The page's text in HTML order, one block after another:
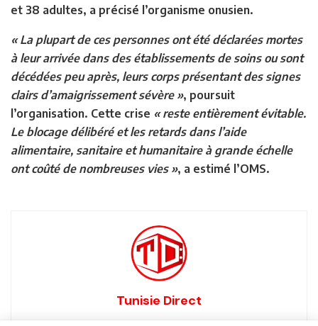
et 38 adultes, a précisé l’organisme onusien.
« La plupart de ces personnes ont été déclarées mortes
à leur arrivée dans des établissements de soins ou sont
décédées peu après, leurs corps présentant des signes
clairs d’amaigrissement sévère », poursuit
l’organisation. Cette crise « reste entièrement évitable.
Le blocage délibéré et les retards dans l’aide
alimentaire, sanitaire et humanitaire à grande échelle
ont coûté de nombreuses vies », a estimé l’OMS.
Tunisie Direct